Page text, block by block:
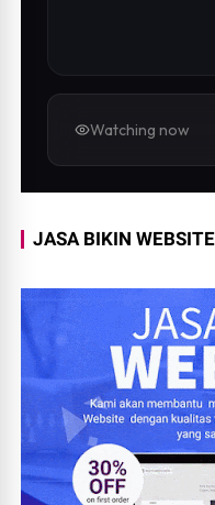
Watching now
JASA BIKIN WEBSITE